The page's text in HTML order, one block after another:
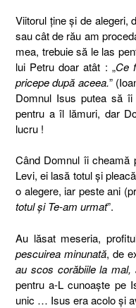
Viitorul ţine şi de alegeri,
sau cât de rău am
mea, trebuie să le las
lui Petru doar atât : „Ce
pricepe după aceea.”
Domnul Isus putea să
pentru a îl lămuri, dar
lucru !
Când Domnul îi cheamă
Levi, ei lasă totul şi
o alegere, iar peste ani
totul şi Te-am urmat”.
Au lăsat meseria,
pescuirea minunată, de
au scos corăbiile la
pentru a-L cunoaşte pe
unic … Isus era acolo şi